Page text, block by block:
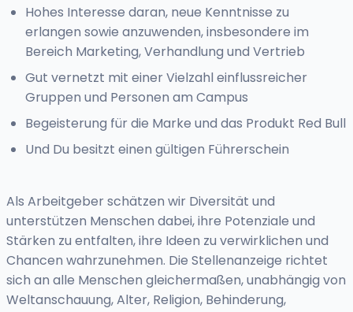
Hohes Interesse daran, neue Kenntnisse zu
erlangen sowie anzuwenden, insbesondere im
Bereich Marketing, Verhandlung und Vertrieb
Gut vernetzt mit einer Vielzahl einflussreicher
Gruppen und Personen am Campus
Begeisterung für die Marke und das Produkt Red Bull
Und Du besitzt einen gültigen Führerschein
Als Arbeitgeber schätzen wir Diversität und
unterstützen Menschen dabei, ihre Potenziale und
Stärken zu entfalten, ihre Ideen zu verwirklichen und
Chancen wahrzunehmen. Die Stellenanzeige richtet
sich an alle Menschen gleichermaßen, unabhängig von
Weltanschauung, Alter, Religion, Behinderung,